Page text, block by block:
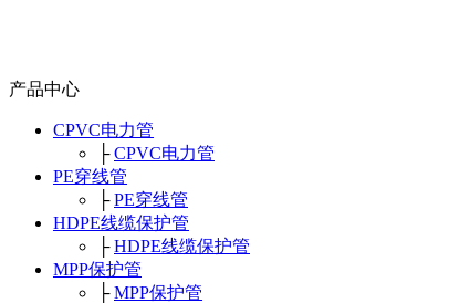
产品中心
CPVC电力管
├CPVC电力管
PE穿线管
├PE穿线管
HDPE线缆保护管
├HDPE线缆保护管
MPP保护管
├MPP保护管